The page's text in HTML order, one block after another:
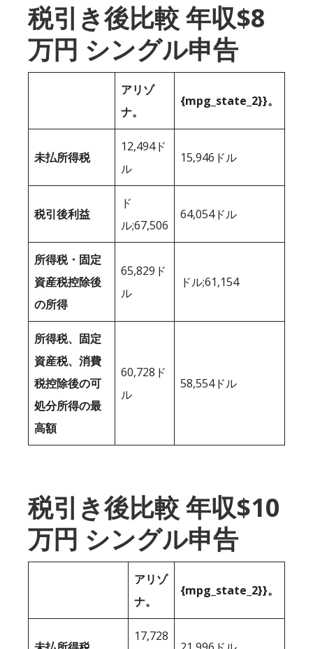
税引き後比較 年収$8
万円 シングル申告
アリゾ
ナ。
{mpg_state_2}}。
未払所得税
12,494ド
ル
15,946ドル
税引後利益
ド
ル;67,506
64,054ドル
所得税・固定
資産税控除後
の所得
65,829ド
ル
ドル;61,154
所得税、固定
資産税、消費
税控除後の可
処分所得の最
高額
60,728ド
ル
58,554ドル
税引き後比較 年収$10
万円 シングル申告
アリゾ
ナ。
{mpg_state_2}}。
17,728